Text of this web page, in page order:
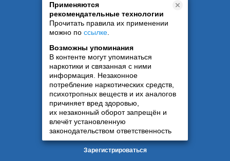
Применяются
рекомендательные технологии
Прочитать правила их применении
можно по ссылке
Возможны упоминания
В контенте могут упоминаться
наркотики и связанная с ними
информация. Незаконное
потребление наркотических средств,
психотропных веществ и их аналогов
причиняет вред здоровью,
их незаконный оборот запрещён и
влечёт установленную
законодательством ответственность
Зарегистрироваться